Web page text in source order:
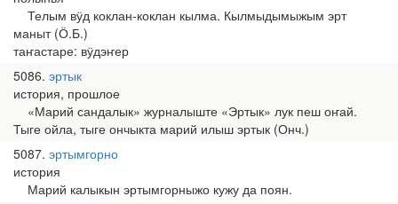
Телым вӱд коклан-коклан кылма. Кылмыдымыжым эрт
маныт (Ӧ.Б.)
таҥастаре: вӱдэҥер
5086 эртык
история, прошлое
«Марий сандалык» журналыште «Эртык» лук пеш оҥай.
Тыге ойла, тыге ончыкта марий илыш эртык (Онч.)
5087 эртымгорно
история
Марий калыкын эртымгорныжо кужу да поян.